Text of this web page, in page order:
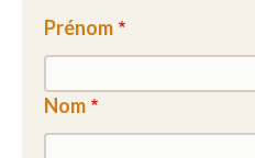
Prénom
Nom